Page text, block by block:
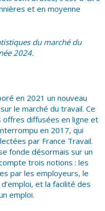
et en moyenne
du marché du
2024.
en 2021 un nouveau
le marché du travail. Ce
offres diffusées en ligne et
en 2017, qui
par France Travail.
fonde désormais sur un
trois notions : les
par les employeurs, le
et la facilité des
emploi.